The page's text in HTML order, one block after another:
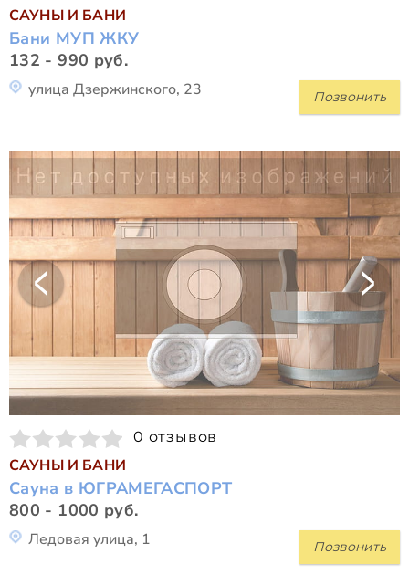
САУНЫ И БАНИ
Бани МУП ЖКУ
132 - 990 руб.
Позвонить
улица Дзержинского, 23
0 отзывов
САУНЫ И БАНИ
Сауна в ЮГРАМЕГАСПОРТ
800 - 1000 руб.
Позвонить
Ледовая улица, 1